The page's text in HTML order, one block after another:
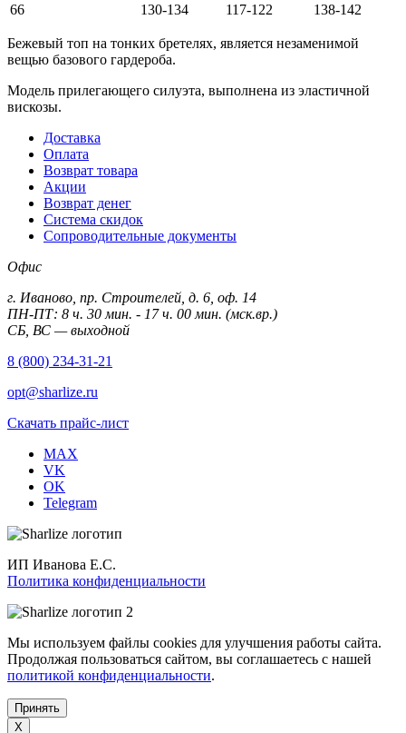
66
130-134 117-122 138-142
Бежевый топ на тонких бретелях, является незаменимой
вещью базового гардероба.
Модель прилегающего силуэта, выполнена из эластичной
вискозы.
Доставка
Оплата
Возврат товара
Акции
Возврат денег
Система скидок
Сопроводительные документы
Офис
г. Иваново, пр. Строителей, д. 6, оф. 14
ПН-ПТ: 8 ч. 30 мин. - 17 ч. 00 мин. (мск.вр.)
СБ, ВС — выходной
8 (800) 234-31-21
opt@sharlize.ru
Скачать прайс-лист
MAX
VK
OK
Telegram
ИП Иванова Е.С.
Политика конфиденциальности
Мы используем файлы cookies для улучшения работы сайта.
Продолжая пользоваться сайтом, вы соглашаетесь с нашей
политикой конфиденциальности.
Принять
X